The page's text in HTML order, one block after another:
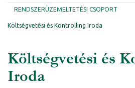
RENDSZERÜZEMELTETÉSI CSOPORT
Költségvetési és Kontrolling Iroda
Költségvetési és
Iroda